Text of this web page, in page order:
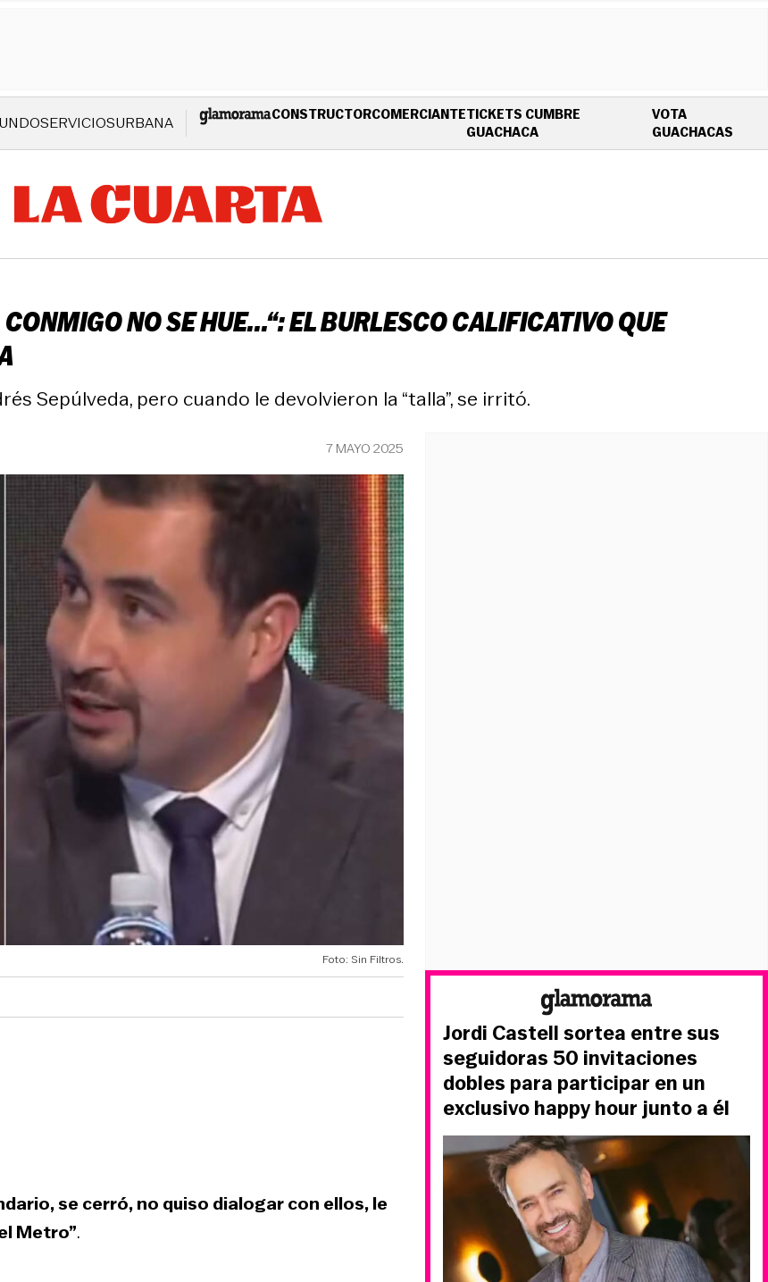
SERVICIOSURBANA CONSTRUCTORCOMERCIANTETICKETS CUMBRE
GUACHACAOPENS IN NEW WINDOW
VOTA
GUACHACAS
NO SE HUE...“: EL BURLESCO CALIFICATIVO QUE
Sepúlveda, pero cuando le devolvieron la “talla”, se irritó.
7 MAYO 2025
Foto: Sin Filtros.
se cerró, no quiso dialogar con ellos, le
Metro”.
Jordi Castell sortea entre sus
seguidoras 50 invitaciones
dobles para participar en un
exclusivo happy hour junto a él